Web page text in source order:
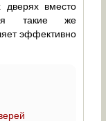
вместо
такие же
эффективно